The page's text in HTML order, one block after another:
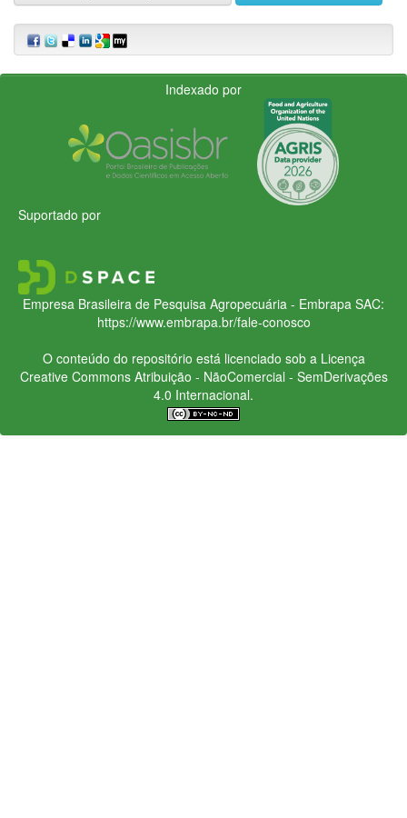
Indexado por
Suportado por
Empresa Brasileira de Pesquisa Agropecuária - Embrapa SAC:
https://www.embrapa.br/fale-conosco
O conteúdo do repositório está licenciado sob a Licença
Creative CommonsAtribuição - NãoComercial - SemDerivações
4.0 Internacional.